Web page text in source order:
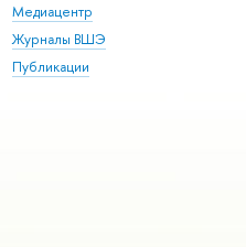
Медиацентр
Журналы ВШЭ
Публикации